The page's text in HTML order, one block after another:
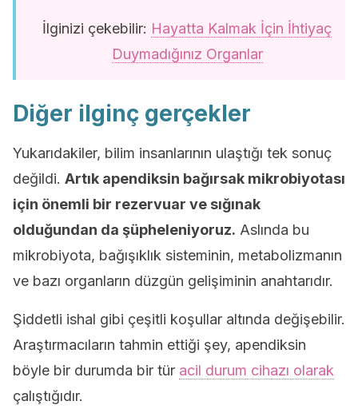
İlginizi çekebilir: Hayatta Kalmak İçin İhtiyaç
Duymadığınız Organlar
Diğer ilginç gerçekler
Yukarıdakiler, bilim insanlarının ulaştığı tek sonuç
değildi. Artık apendiksin bağırsak mikrobiyotası
için önemli bir rezervuar ve sığınak
olduğundan da şüpheleniyoruz. Aslında bu
mikrobiyota, bağışıklık sisteminin, metabolizmanın
ve bazı organların düzgün gelişiminin anahtarıdır.
Şiddetli ishal gibi çeşitli koşullar altında değişebilir.
Araştırmacıların tahmin ettiği şey, apendiksin
böyle bir durumda bir tür acil durum cihazı olarak
çalıştığıdır.